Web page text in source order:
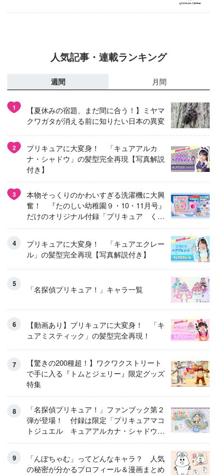
人気記事・連載ランキング
週間 月間
1
【夏休みの宿題、まだ間に合う！】ミヤマ
クワガタが消える前に知りたい日本の異変
2
プリキュアに大変身！ 「キュアアルカ
ナ・シャドウ」の髪型完全再現【写真解説
付き】
3
本物そっくりのかわいすぎる洗濯機に大興
奮！ 『たのしい幼稚園９・10・11月号』
だけのオリジナル付録「プリキュア くる
くるせんたくき」
プリキュアに大変身！ 「キュアエクレー
ル」の髪型完全再現【写真解説付き】
「名探偵プリキュア！」キャラ一覧
【動画あり】プリキュアに大変身！ 「キ
ュアミスティック」の髪型完全再現！
【驚きの200種超！】ワクワクストリート
で手に入る『トムとジェリー』限定グッズ
特集
「名探偵プリキュア！」ファンブック第２
弾が登場！ 付録は限定「プリキュアマコ
トジュエル キュアアルカナ・シャドウ
アイスver.」 キュアエクレールを大特
「んぽちゃむ」ってどんなキャラ？ 人気
の秘密が分かるプロフィール＆漫画まとめ